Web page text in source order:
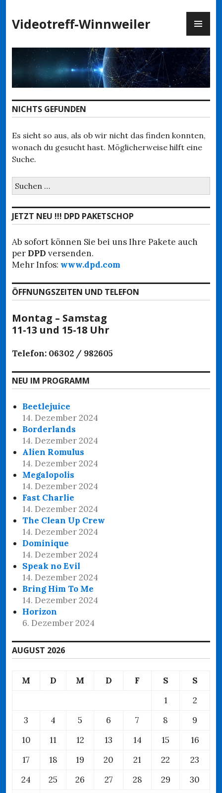
Inhalt
springen
Videotreff-Winnweiler
NICHTS GEFUNDEN
Es sieht so aus, als ob wir nicht das finden konnten,
wonach du gesucht hast. Möglicherweise hilft eine
Suche.
Suchen
nach:
JETZT NEU !!! DPD PAKETSCHOP
Ab sofort können Sie bei uns Ihre Pakete auch
per DPD versenden.
Mehr Infos: www.dpd.com
ÖFFNUNGSZEITEN UND TELEFON
Montag – Samstag
11-13 und 15-18 Uhr
Telefon: 06302 / 982605
NEU IM PROGRAMM
Beetlejuice
14. Dezember 2024
Borderlands
14. Dezember 2024
Alien Romulus
14. Dezember 2024
Megalopolis
14. Dezember 2024
Fast Charlie
14. Dezember 2024
The Clean Up Crew
14. Dezember 2024
Dominique
14. Dezember 2024
Speak no Evil
14. Dezember 2024
Bring Him To Me
14. Dezember 2024
Horizon
6. Dezember 2024
AUGUST 2026
M D M D F S
S
1
2
3
4 5 6 7 8
9
10
11 12 13 14 15
16
17
18 19 20 21 22
23
24
25 26 27 28 29
30